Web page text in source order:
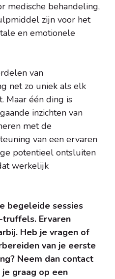
medische behandeling,
zijn voor het
en emotionele
van
net zo uniek als elk
Maar één ding is
inzichten van
met de
van een ervaren
potentieel ontsluiten
werkelijk
begeleide sessies
Ervaren
Heb je vragen of
van je eerste
Neem dan contact
graag op een